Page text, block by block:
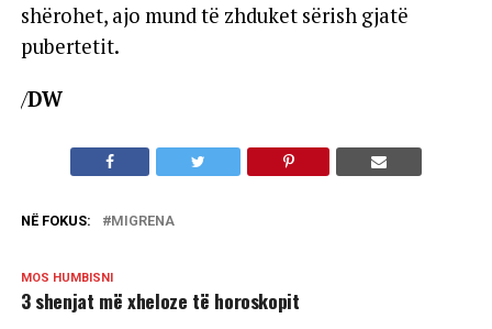
shërohet, ajo mund të zhduket sërish gjatë
pubertetit.
/DW
NË FOKUS: MIGRENA
MOS HUMBISNI
3 shenjat më xheloze të horoskopit